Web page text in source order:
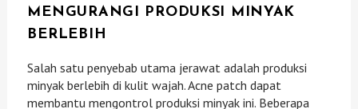
MENGURANGI PRODUKSI MINYAK
BERLEBIH
Salah satu penyebab utama jerawat adalah produksi
minyak berlebih di kulit wajah. Acne patch dapat
membantu mengontrol produksi minyak ini. Beberapa